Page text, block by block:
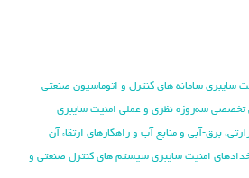
سایبری سامانه های کنترل و اتوماسیون صنعتی
تخصصی سه‌روزه نظری و عملی امنیت سایبری
برق‏-آبی و منابع آب و راهکارهای ارتقاء آن
امنیت سایبری سیستم های کنترل صنعتی و